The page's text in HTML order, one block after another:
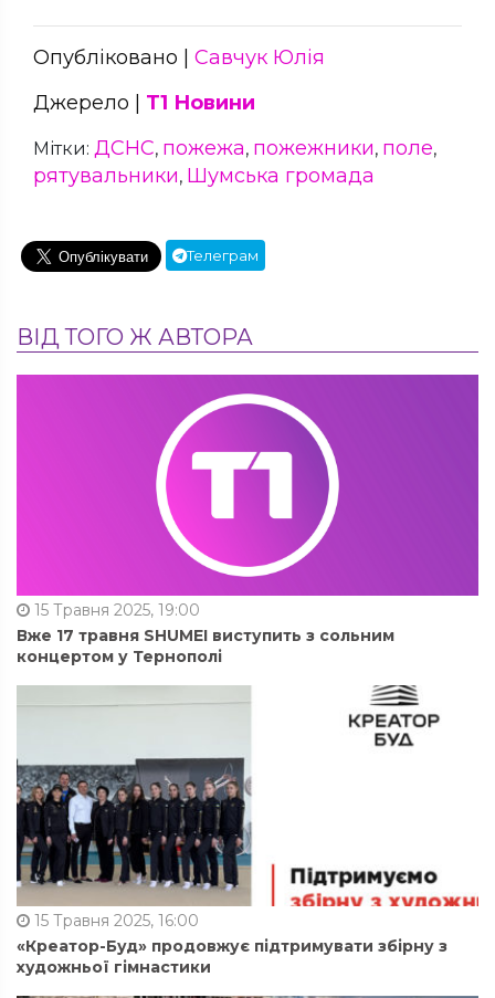
Опубліковано | Савчук Юлія
Джерело | Т1 Новини
Мітки: ДСНС, пожежа, пожежники, поле,
рятувальники, Шумська громада
Телеграм
ВІД ТОГО Ж АВТОРА
15 Травня 2025, 19:00
Вже 17 травня SHUMEI виступить з сольним
концертом у Тернополі
15 Травня 2025, 16:00
«Креатор-Буд» продовжує підтримувати збірну з
художньої гімнастики